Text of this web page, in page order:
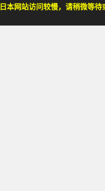
日本网站访问较慢，请稍微等